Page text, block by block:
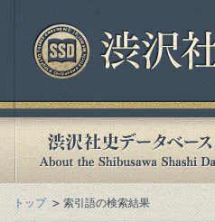
トップ 索引語の検索結果